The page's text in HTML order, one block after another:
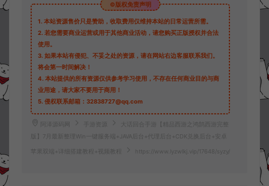
©版权免责声明
1. 本站资源售价只是赞助，收取费用仅维持本站的日常运营所需。
2. 若您需要商业运营或用于其他商业活动，请您购买正版授权并合法
使用。
3. 如果本站有侵犯、不妥之处的资源，请在网站右边客服联系我们。
将会第一时间解决！
4. 本站提供的所有资源仅供参考学习使用，不存在任何商业目的与商
业用途，请大家不要用于商用！
5. 侵权联系邮箱：32838727@qq.com
阿泽源码网 手游资源
大话回合手游【精品西游之鸿鹄西游完整
版】7月最新整理Win一键服务端+JAVA后台+代理后台+CDK兑换后台+安卓
苹果双端+详细搭建教程+视频教程 https://www.lyzwlkj.vip/17648/syzy/